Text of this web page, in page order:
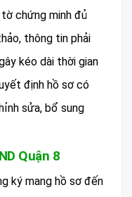
chứng minh đủ
thông tin phải
kéo dài thời gian
định hồ sơ có
sửa, bổ sung
Quận 8
ký mang hồ sơ đến